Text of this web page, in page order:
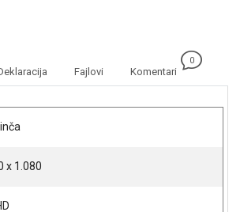
Fajlovi Komentari
0
x 1.080